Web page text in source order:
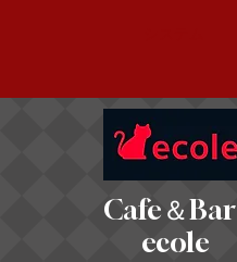
Cafe＆Bar
ecole